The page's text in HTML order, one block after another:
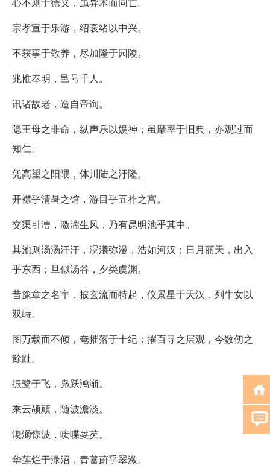
宗孝宣于乐游，绍衰绪以中兴。
不获事于敬养，尽加隆于园陵。
兆惟奉明，邑号千人。
讯诸故老，造自帝询。
隐王母之非命，纵声乐以娱神；虽靡率于旧典，亦观过而
知仁。
凭高望之阳隈，体川陆之汙隆。
开襟乎清暑之馆，游目乎五祚之宫。
交渠引漕，激湍生风，乃有昆明池乎其中。
其池则汤汤汗汗，滉瀁弥漫，浩如河汉；日月丽天，出入
乎东西；旦似汤谷，夕类虞渊。
昔豫章之名宇，披玄流而特起，仪景星于天汉，列牛女以
双峙。
图万载而不倾，奄摧落于十纪；擢百寻之层观，今数仞之
餘趾。
振鹭于飞，凫跃鸿渐。
乘云颉頏，随波澹淡。
瀺灂惊波，唼喋菱芡。
华莲烂于渌沼，青蕃蔚乎翠潋。